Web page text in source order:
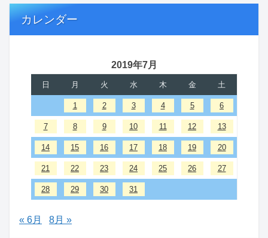
カレンダー
2019年7月
日 月 火 水 木 金 土
1 2 3 4 5 6
7 8 9 10 11 12 13
14 15 16 17 18 19 20
21 22 23 24 25 26 27
28 29 30 31
« 6月 8月 »